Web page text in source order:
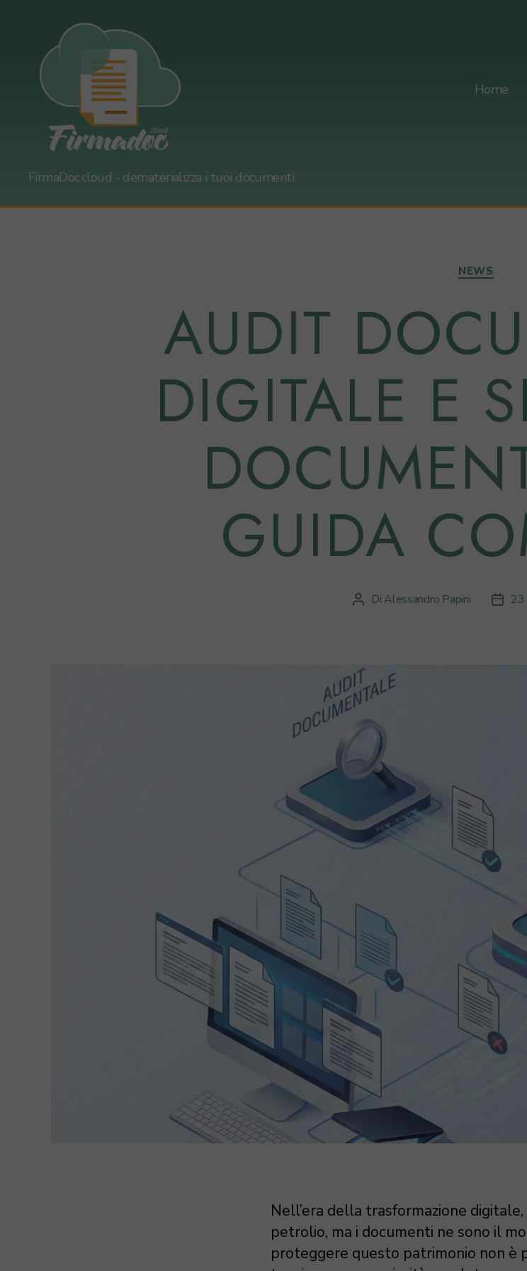
firmadoc.cloud
FirmaDoc.cloud - dematerializza i tuoi documenti
Home
Categorie
NEWS
AUDIT
DIGITALE E
GUIDA
Autore
DiAlessandro Papini
Data
23
Nell’era della trasformazione
petrolio, ma i documenti ne sono il
proteggere questo patrimonio non è